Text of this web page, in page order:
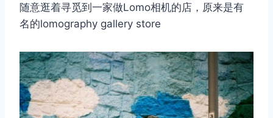
随意逛着寻觅到一家做Lomo相机的店，原来是有
名的lomography gallery store